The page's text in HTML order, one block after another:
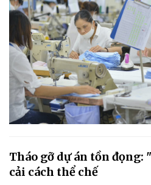
Tháo gỡ dự án tồn đọng:
cải cách thể chế